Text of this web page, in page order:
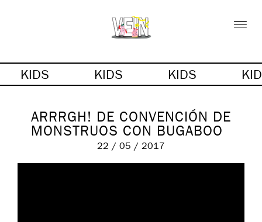
KIDS KIDS KIDS
ARRRGH! DE CONVENCIÓN DE
MONSTRUOS CON BUGABOO
22 / 05 / 2017